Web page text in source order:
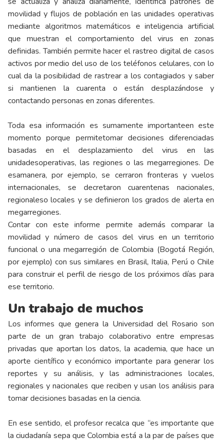
movilidad y flujos de población en las unidades operativas
mediante algoritmos matemáticos e inteligencia artificial
que muestran el comportamiento del virus en zonas
definidas. También permite hacer el rastreo digital de casos
activos por medio del uso de los teléfonos celulares, con lo
cual da la posibilidad de rastrear a los contagiados y saber
si mantienen la cuarenta o están desplazándose y
contactando personas en zonas diferentes.
Toda esa información es sumamente importanteen este
momento porque permitetomar decisiones diferenciadas
basadas en el desplazamiento del virus en las
unidadesoperativas, las regiones o las megarregiones. De
esamanera, por ejemplo, se cerraron fronteras y vuelos
internacionales, se decretaron cuarentenas nacionales,
regionaleso locales y se definieron los grados de alerta en
megarregiones.
Contar con este informe permite además comparar la
movilidad y número de casos del virus en un territorio
funcional o una megarregión de Colombia (Bogotá Región,
por ejemplo) con sus similares en Brasil, Italia, Perú o Chile
para construir el perfil de riesgo de los próximos días para
ese territorio.
Un trabajo de muchos
Los informes que genera la Universidad del Rosario son
parte de un gran trabajo colaborativo entre empresas
privadas que aportan los datos, la academia, que hace un
aporte científico y económico importante para generar los
reportes y su análisis, y las administraciones locales,
regionales y nacionales que reciben y usan los análisis para
tomar decisiones basadas en la ciencia.
En ese sentido, el profesor recalca que “es importante que
la ciudadanía sepa que Colombia está a la par de países que